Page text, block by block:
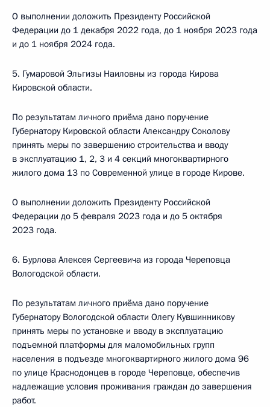
О выполнении доложить Президенту Российской
Федерации до 1 декабря 2022 года, до 1 ноября 2023 года
и до 1 ноября 2024 года.
5. Гумаровой Эльгизы Наиловны из города Кирова
Кировской области.
По результатам личного приёма дано поручение
Губернатору Кировской области Александру Соколову
принять меры по завершению строительства и вводу
в эксплуатацию 1, 2, 3 и 4 секций многоквартирного
жилого дома 13 по Современной улице в городе Кирове.
О выполнении доложить Президенту Российской
Федерации до 5 февраля 2023 года и до 5 октября
2023 года.
6. Бурлова Алексея Сергеевича из города Череповца
Вологодской области.
По результатам личного приёма дано поручение
Губернатору Вологодской области Олегу Кувшинникову
принять меры по установке и вводу в эксплуатацию
подъемной платформы для маломобильных групп
населения в подъезде многоквартирного жилого дома 96
по улице Краснодонцев в городе Череповце, обеспечив
надлежащие условия проживания граждан до завершения
работ.